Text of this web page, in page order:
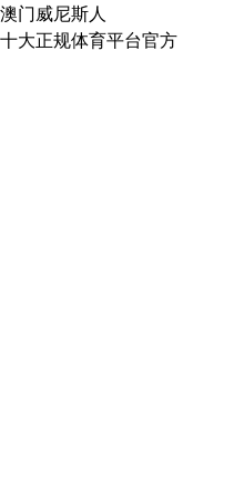
澳门威尼斯人
十大正规体育平台官方